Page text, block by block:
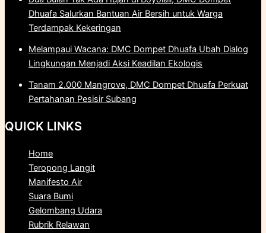
Dhuafa Salurkan Bantuan Air Bersih untuk Warga
Terdampak Kekeringan
Melampaui Wacana: DMC Dompet Dhuafa Ubah Dialog
Lingkungan Menjadi Aksi Keadilan Ekologis
Tanam 2.000 Mangrove, DMC Dompet Dhuafa Perkuat
Pertahanan Pesisir Subang
QUICK LINKS
Home
Teropong Langit
Manifesto Air
Suara Bumi
Gelombang Udara
Rubrik Relawan